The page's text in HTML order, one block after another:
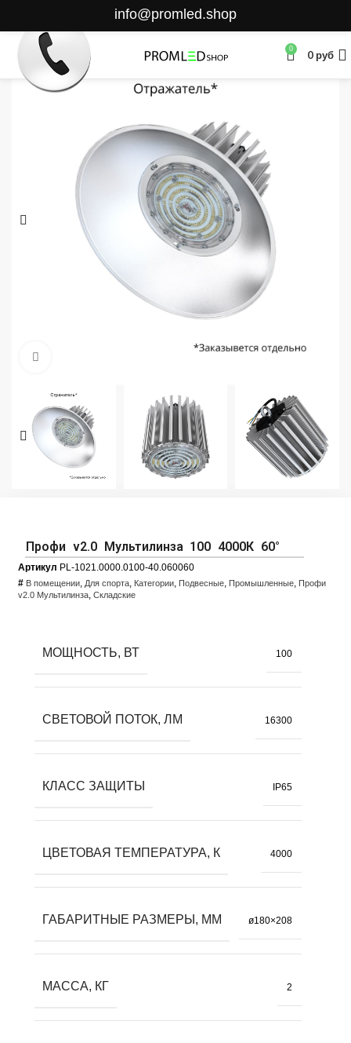
info@promled.shop
0 0руб
Профи v2.0 Мультилинза 100 4000К 60°
Артикул PL-1021.0000.0100-40.060060
# В помещении, Для спорта, Категории, Подвесные, Промышленные, Профи
v2.0 Мультилинза, Складские
МОЩНОСТЬ, ВТ 100
СВЕТОВОЙ ПОТОК, ЛМ 16300
КЛАСС ЗАЩИТЫ IP65
ЦВЕТОВАЯ ТЕМПЕРАТУРА, К 4000
ГАБАРИТНЫЕ РАЗМЕРЫ, ММ ø180×208
МАССА, КГ 2